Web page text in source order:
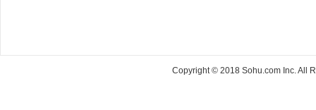
Copyright © 2018 Sohu.com Inc. All